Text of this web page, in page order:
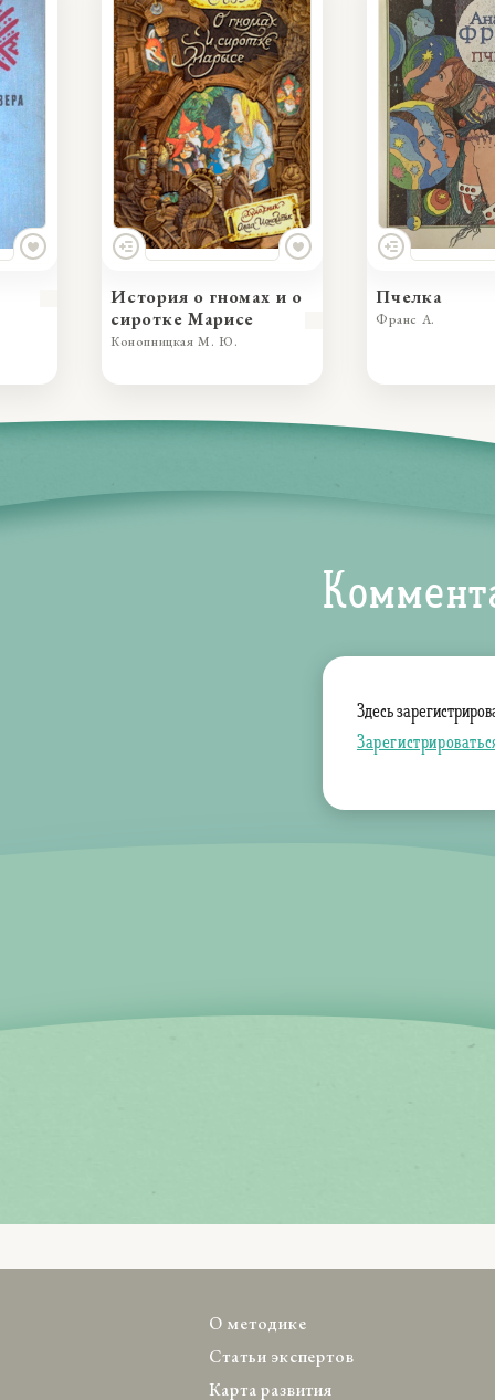
История о гномах и о
сиротке Марисе
Конопницкая М. Ю.
Пчелка
Франс А.
Здесь
О методике
Статьи экспертов
Карта развития